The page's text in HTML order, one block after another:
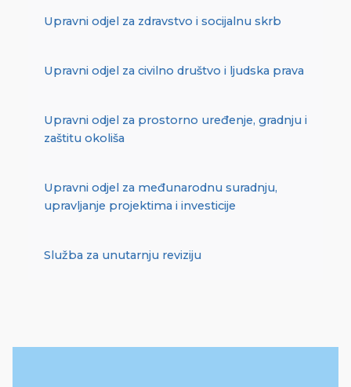
Upravni odjel za zdravstvo i socijalnu skrb
Upravni odjel za civilno društvo i ljudska prava
Upravni odjel za prostorno uređenje, gradnju i
zaštitu okoliša
Upravni odjel za međunarodnu suradnju,
upravljanje projektima i investicije
Služba za unutarnju reviziju